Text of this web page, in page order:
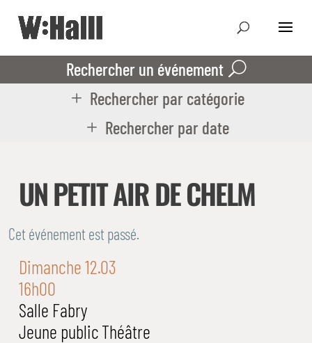
Rechercher un événement
Rechercher par catégorie
Rechercher par date
UN PETIT AIR DE CHELM
Cet événement est passé.
Dimanche 12.03
16h00
Salle Fabry
Jeune publicThéâtre